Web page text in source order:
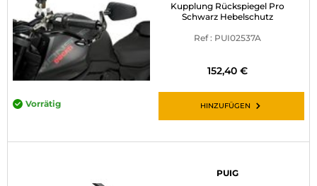
Kupplung Rückspiegel Pro
Schwarz Hebelschutz
Ref : PUI02537A
152,40 €
Vorrätig HINZUFÜGEN
PUIG